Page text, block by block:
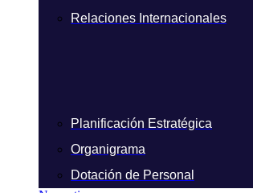
Relaciones Internacionales
Planificación Estratégica
Organigrama
Dotación de Personal